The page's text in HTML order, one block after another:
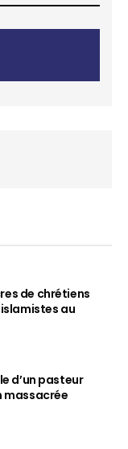
de chrétiens
au
d’un pasteur
massacrée